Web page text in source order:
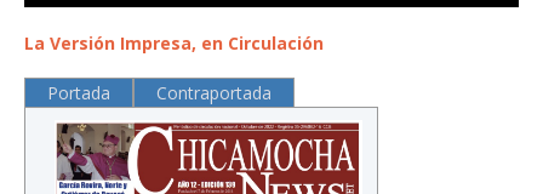
La Versión Impresa, en Circulación
Portada Contraportada